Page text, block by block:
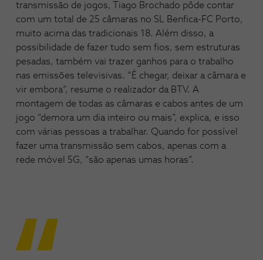
transmissão de jogos, Tiago Brochado pôde contar
com um total de 25 câmaras no SL Benfica-FC Porto,
muito acima das tradicionais 18. Além disso, a
possibilidade de fazer tudo sem fios, sem estruturas
pesadas, também vai trazer ganhos para o trabalho
nas emissões televisivas. “É chegar, deixar a câmara e
vir embora”, resume o realizador da BTV. A
montagem de todas as câmaras e cabos antes de um
jogo “demora um dia inteiro ou mais”, explica, e isso
com várias pessoas a trabalhar. Quando for possível
fazer uma transmissão sem cabos, apenas com a
rede móvel 5G, “são apenas umas horas”.